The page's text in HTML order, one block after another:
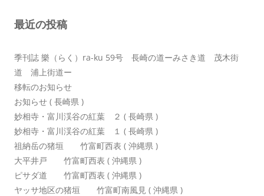
ョ
最近の投稿
季刊誌 樂（らく）ra-ku 59号 長崎の道ーみさき道 茂木街
道 浦上街道ー
移転のお知らせ
お知らせ ( 長崎県 )
妙相寺・富川渓谷の紅葉 ２ ( 長崎県 )
妙相寺・富川渓谷の紅葉 １ ( 長崎県 )
祖納岳の猪垣 竹富町西表 ( 沖縄県 )
大平井戸 竹富町西表 ( 沖縄県 )
ピサダ道 竹富町西表 ( 沖縄県 )
ヤッサ地区の猪垣 竹富町南風見 ( 沖縄県 )